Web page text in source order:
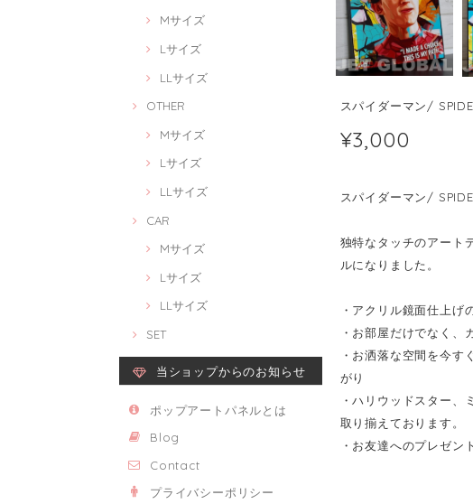
Mサイズ
Lサイズ
LLサイズ
OTHER
Mサイズ
Lサイズ
LLサイズ
CAR
Mサイズ
Lサイズ
LLサイズ
SET
当ショップからのお知らせ
ポップアートパネルとは
Blog
Contact
プライバシーポリシー
スパイダーマン/
¥3,000
スパイダーマン/
独特なタッチのアート
ルになりました。
・アクリル鏡面仕上げ
・お部屋だけでなく
・お洒落な空間を今
がり
・ハリウッドスター
取り揃えております。
・お友達へのプレゼン